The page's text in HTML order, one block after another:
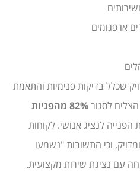
או פגומים
שכלל בדיקות פנימיות והתאמת
לסגור
82% מהפניות
לנציג אנושי. לקוחות
וכי התשובות "נשמעו
עם נציגת שירות מקצועית.